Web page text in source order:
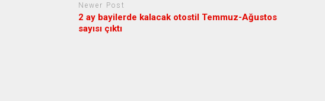
Newer Post
2 ay bayilerde kalacak otostil Temmuz-Ağustos
sayısı çıktı